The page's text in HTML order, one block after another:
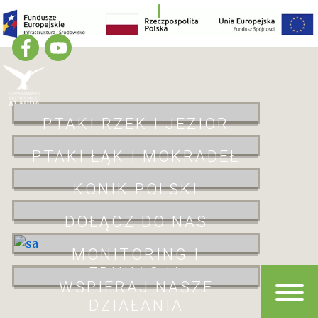
PTAKI RZEK I JEZIOR
PTAKI ŁĄK I MOKRADEŁ
KONIK POLSKI
DOŁĄCZ DO NAS
MONITORING I
EDUKACJA
WSPIERAJ NASZE
DZIAŁANIA